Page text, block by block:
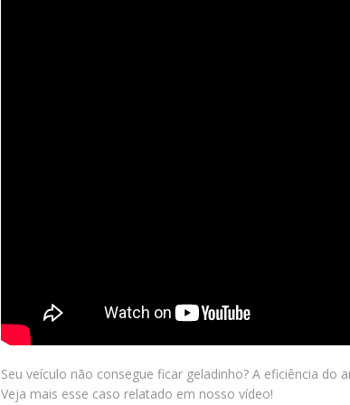
Seu veículo não consegue ficar geladinho? A eficiência
Veja mais esse caso relatado em nosso vídeo!